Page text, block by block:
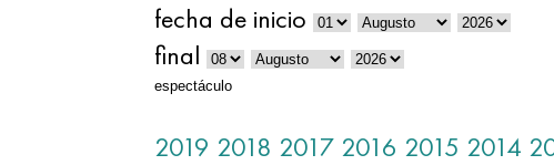
fecha de inicio
final
espectáculo
2019 2018 2017 2016 2015 2014